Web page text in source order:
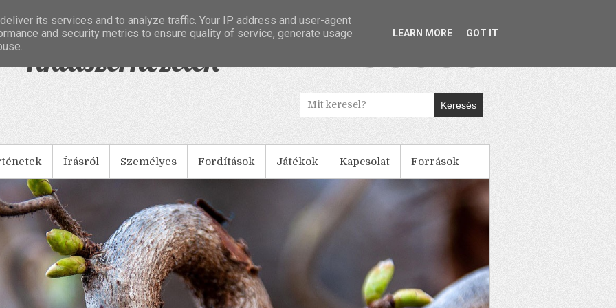
Tintaszerkezetek
Keresés
Írásról Személyes Fordítások Játékok Kapcsolat Források
its services and to analyze traffic. Your IP address and user-agent
and security metrics to ensure quality of service, generate usage
LEARN MORE GOT IT